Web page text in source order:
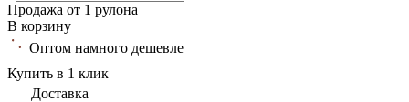
Продажа от 1 рулона
В корзину
Оптом намного дешевле
Купить в 1 клик
Доставка